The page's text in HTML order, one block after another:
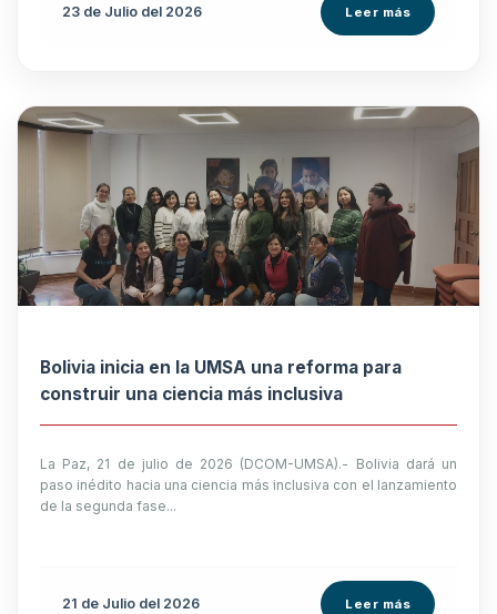
23 de Julio del 2026 Leer más
Bolivia inicia en la UMSA una reforma para
construir una ciencia más inclusiva
La Paz, 21 de julio de 2026 (DCOM-UMSA).- Bolivia dará un
paso inédito hacia una ciencia más inclusiva con el lanzamiento
de la segunda fase...
21 de Julio del 2026 Leer más